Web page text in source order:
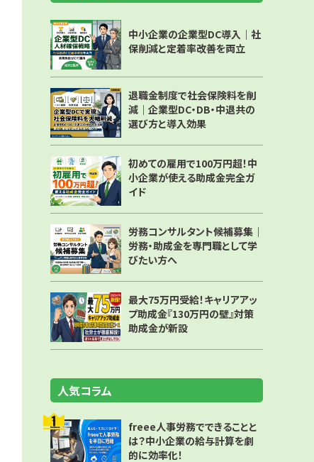
中小企業の企業型DC導入｜社
保削減と定着率改善を両立
退職金制度で社会保険料を削
減｜企業型DC・DB・中退共の
選び方と導入効果
初めての雇用で100万円超！中
小企業が使える助成金完全ガ
イド
労務コンサルタント候補募集｜
労務・助成金を専門職として学
びたい方へ
最大75万円受給！キャリアアッ
プ助成金『130万円の壁』対策
助成金が新設
人気コラム
freee人事労務でできることと
は？中小企業の給与計算を劇
的に効率化！